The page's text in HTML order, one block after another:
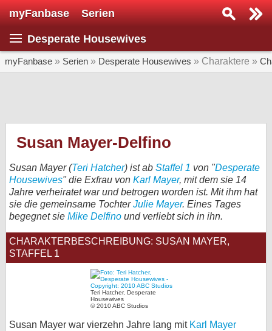
myFanbase Serien
Desperate Housewives
myFanbase » Serien » Desperate Housewives » Charaktere »
Susan Mayer-Delfino
Susan Mayer (Teri Hatcher) ist ab Staffel 1 von "Desperate
Housewives" die Exfrau von Karl Mayer, mit dem sie 14
Jahre verheiratet war und betrogen worden ist. Mit ihm hat
sie die gemeinsame TochterJulie Mayer. Eines Tages
begegnet sie Mike Delfino und verliebt sich in ihn.
CHARAKTERBESCHREIBUNG: SUSAN MAYER,
STAFFEL 1
Teri Hatcher, Desperate
Housewives
© 2010 ABC Studios
Susan Mayer war vierzehn Jahre lang mit Karl Mayer
Serie suchen...
Home
SERIEN
KULTUR
Specials
SERVICE
Gewinnspiele
Forum
bei X